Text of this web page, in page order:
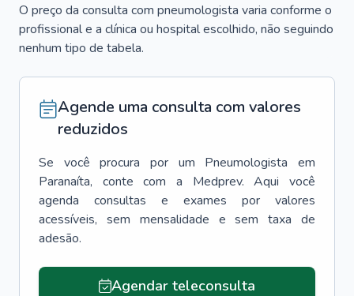
O preço da consulta com pneumologista varia conforme o
profissional e a clínica ou hospital escolhido, não seguindo
nenhum tipo de tabela.
Agende uma consulta com valores
reduzidos
Se você procura por um Pneumologista
em
Paranaíta, conte com a Medprev. Aqui você
agenda consultas e exames por valores
acessíveis, sem mensalidade e sem taxa de
adesão.
Agendar teleconsulta